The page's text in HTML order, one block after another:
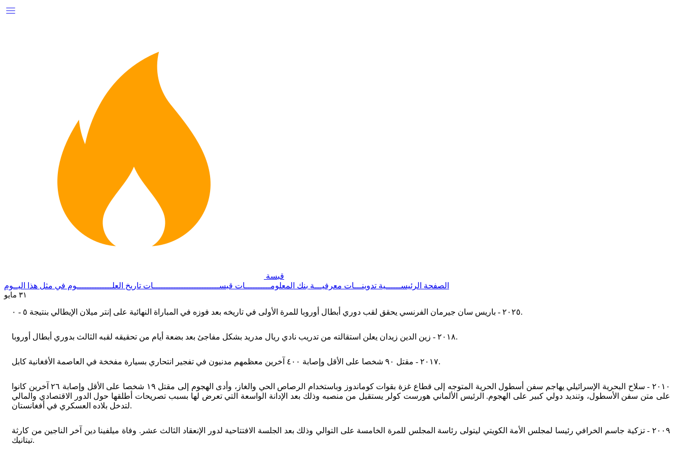
قبسة
الصفحة الرئيســــــية تدوينـــات معرفيـــة بنك المعلومــــــــــات قبســــــــــــــــــــــــــات تاريخ العلــــــــــــــوم في مثل هذا اليــوم
٣١ مايو
٢٠٢٥ - باريس سان جيرمان الفرنسي يحقق لقب دوري أبطال أوروبا للمرة الأولى في تاريخه بعد فوزه في المباراة النهائية على إنتر ميلان الإيطالي بنتيجة ٥ - ٠.
٢٠١٨ - زين الدين زيدان يعلن استقالته من تدريب نادي ريال مدريد بشكل مفاجئ بعد بضعة أيام من تحقيقه لقبه الثالث بدوري أبطال أوروبا.
٢٠١٧ - مقتل ٩٠ شخصا على الأقل وإصابة ٤٠٠ آخرين معظمهم مدنيون في تفجير انتحاري بسيارة مفخخة في العاصمة الأفغانية كابل.
٢٠١٠ - سلاح البحرية الإسرائيلي يهاجم سفن أسطول الحرية المتوجه إلى قطاع غزة بقوات كوماندوز وباستخدام الرصاص الحي والغاز، وأدى الهجوم إلى مقتل ١٩ شخصا على الأقل وإصابة ٢٦ آخرين كانوا
على متن سفن الأسطول، وتنديد دولي كبير على الهجوم. الرئيس الألماني هورست كولر يستقيل من منصبه وذلك بعد الإدانة الواسعة التي تعرض لها بسبب تصريحات أطلقها حول الدور الاقتصادي والمالي
لتدخل بلاده العسكري في أفغانستان.
٢٠٠٩ - تزكية جاسم الخرافي رئيسا لمجلس الأمة الكويتي ليتولى رئاسة المجلس للمرة الخامسة على التوالي وذلك بعد الجلسة الافتتاحية لدور الإنعقاد الثالث عشر. وفاة ميلفينا دين آخر الناجين من كارثة
تيتانيك.